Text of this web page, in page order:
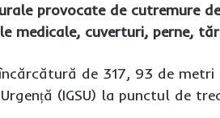
provocate de cutremure
medicale, cuverturi, perne,
de 317, 93 de
(IGSU) la punctul de